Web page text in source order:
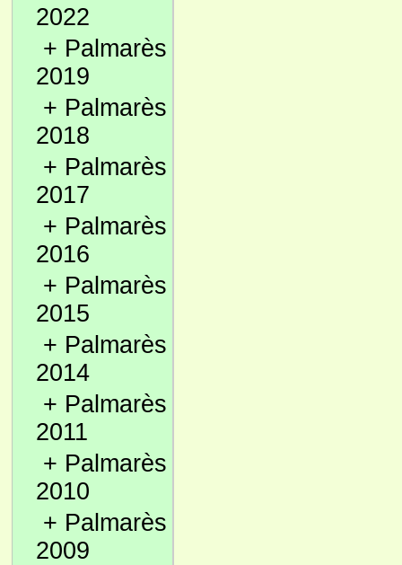
2022
+ Palmarès
2019
+ Palmarès
2018
+ Palmarès
2017
+ Palmarès
2016
+ Palmarès
2015
+ Palmarès
2014
+ Palmarès
2011
+ Palmarès
2010
+ Palmarès
2009